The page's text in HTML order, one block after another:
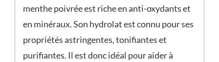
menthe poivrée est riche en anti-oxydants et
en minéraux. Son hydrolat est connu pour ses
propriétés astringentes, tonifiantes et
purifiantes. Il est donc idéal pour aider à